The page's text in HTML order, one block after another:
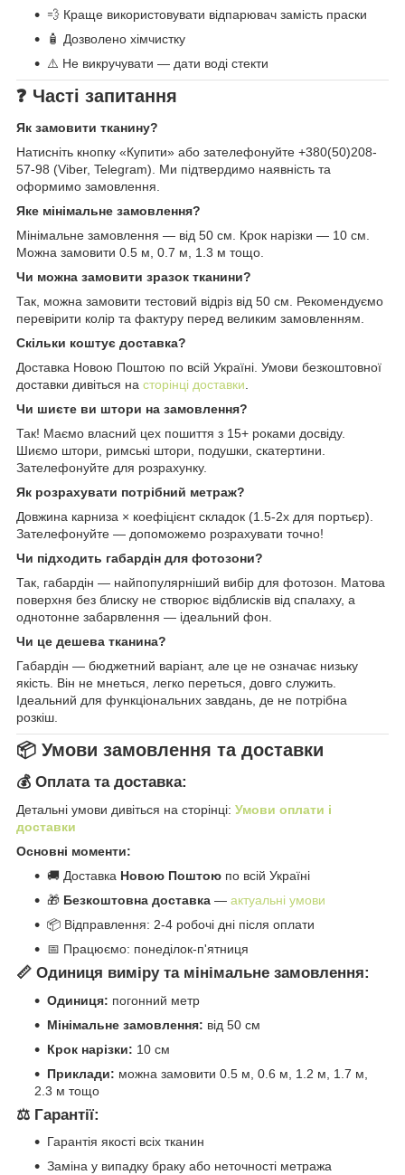
💨 Краще використовувати відпарювач замість праски
🧴 Дозволено хімчистку
⚠️ Не викручувати — дати воді стекти
❓ Часті запитання
Як замовити тканину?
Натисніть кнопку «Купити» або зателефонуйте +380(50)208-
57-98 (Viber, Telegram). Ми підтвердимо наявність та
оформимо замовлення.
Яке мінімальне замовлення?
Мінімальне замовлення — від 50 см. Крок нарізки — 10 см.
Можна замовити 0.5 м, 0.7 м, 1.3 м тощо.
Чи можна замовити зразок тканини?
Так, можна замовити тестовий відріз від 50 см. Рекомендуємо
перевірити колір та фактуру перед великим замовленням.
Скільки коштує доставка?
Доставка Новою Поштою по всій Україні. Умови безкоштовної
доставки дивіться на сторінці доставки.
Чи шиєте ви штори на замовлення?
Так! Маємо власний цех пошиття з 15+ роками досвіду.
Шиємо штори, римські штори, подушки, скатертини.
Зателефонуйте для розрахунку.
Як розрахувати потрібний метраж?
Довжина карниза × коефіцієнт складок (1.5-2x для портьєр).
Зателефонуйте — допоможемо розрахувати точно!
Чи підходить габардін для фотозони?
Так, габардін — найпопулярніший вибір для фотозон. Матова
поверхня без блиску не створює відблисків від спалаху, а
однотонне забарвлення — ідеальний фон.
Чи це дешева тканина?
Габардін — бюджетний варіант, але це не означає низьку
якість. Він не мнеться, легко переться, довго служить.
Ідеальний для функціональних завдань, де не потрібна
розкіш.
📦 Умови замовлення та доставки
💰 Оплата та доставка:
Детальні умови дивіться на сторінці: Умови оплати і
доставки
Основні моменти:
🚚 Доставка Новою Поштою по всій Україні
🎁 Безкоштовна доставка — актуальні умови
📦 Відправлення: 2-4 робочі дні після оплати
📅 Працюємо: понеділок-п'ятниця
📏 Одиниця виміру та мінімальне замовлення:
Одиниця: погонний метр
Мінімальне замовлення: від 50 см
Крок нарізки: 10 см
Приклади: можна замовити 0.5 м, 0.6 м, 1.2 м, 1.7 м,
2.3 м тощо
⚖️ Гарантії:
Гарантія якості всіх тканин
Заміна у випадку браку або неточності метража